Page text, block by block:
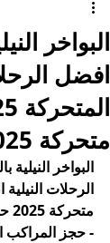
افضل
متحركة 2025